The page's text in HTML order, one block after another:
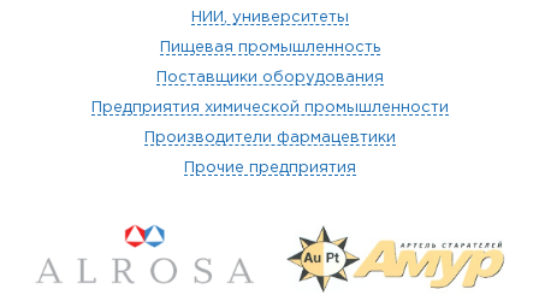
НИИ, университеты
Пищевая промышленность
Поставщики оборудования
Предприятия химической промышленности
Производители фармацевтики
Прочие предприятия